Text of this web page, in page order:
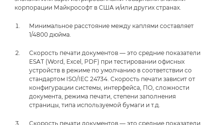
корпорации Майкрософт в США и/или других странах.
Минимальное расстояние между каплями составляет
1/4800 дюйма.
Скорость печати документов — это средние показатели
ESAT (Word, Excel, PDF) при тестировании офисных
устройств в режиме по умолчанию в соответствии со
стандартом ISO/IEC 24734. Скорость печати зависит от
конфигурации системы, интерфейса, ПО, сложности
документа, режима печати, степени заполнения
страницы, типа используемой бумаги и т.д.
Скорость печати документов — это средние показатели